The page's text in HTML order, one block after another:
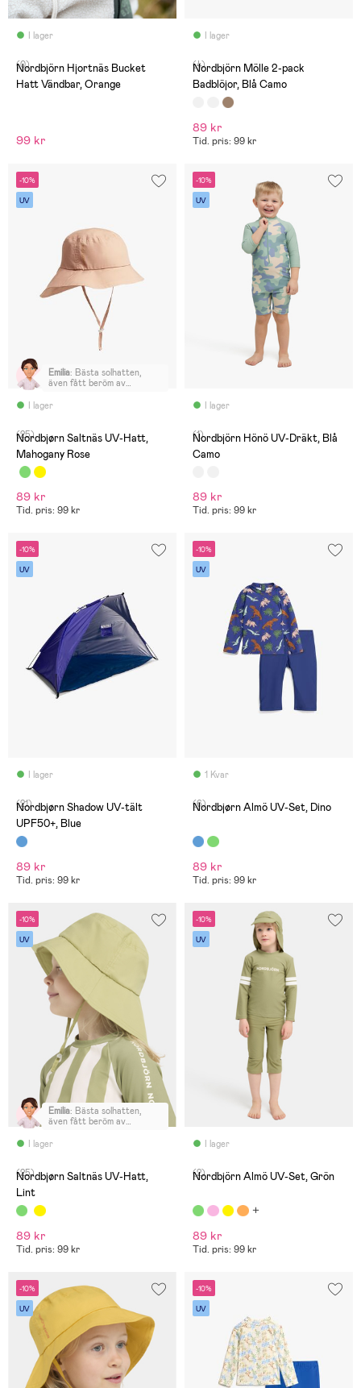
I lager
(0)
Nordbjörn Hjortnäs Bucket
Hatt Vändbar, Orange
99 kr
I lager
(4)
Nordbjörn Mölle 2-pack
Badblöjor, Blå Camo
89 kr
Tid. pris: 99 kr
-10%
UV
I lager
Emilia: Bästa solhatten,
även fått beröm av
längre i bak så nacken
och snart 3 åringen kan
även göra det själv.
(25)
Nordbjørn Saltnäs UV-Hatt,
Mahogany Rose
89 kr
Tid. pris: 99 kr
-10%
UV
I lager
(1)
Nordbjörn Hönö UV-Dräkt, Blå
Camo
89 kr
Tid. pris: 99 kr
-10%
UV
I lager
(21)
Nordbjørn Shadow UV-tält
UPF50+, Blue
89 kr
Tid. pris: 99 kr
-10%
UV
1 Kvar
(6)
Nordbjørn Almö UV-Set, Dino
89 kr
Tid. pris: 99 kr
-10%
UV
I lager
Emilia: Bästa solhatten,
även fått beröm av
längre i bak så nacken
och snart 3 åringen kan
även göra det själv.
(25)
Nordbjørn Saltnäs UV-Hatt,
Lint
89 kr
Tid. pris: 99 kr
-10%
UV
I lager
(2)
Nordbjörn Almö UV-Set, Grön
89 kr
Tid. pris: 99 kr
-10%
UV
-10%
UV